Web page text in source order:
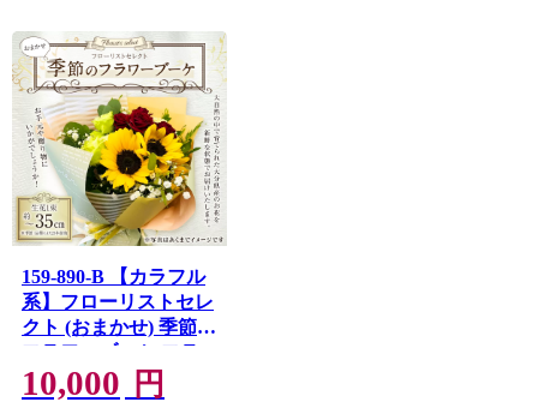
159-890-B 【カラフル
系】フローリストセレ
クト (おまかせ) 季節の
フラワーブーケ フラ
ワー お花 花束
10,000 円